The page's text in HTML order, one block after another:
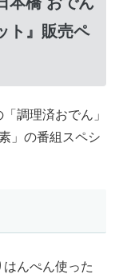
ト』販売ペ
調理済おでん」
」の番組スペシ
んぺん使った